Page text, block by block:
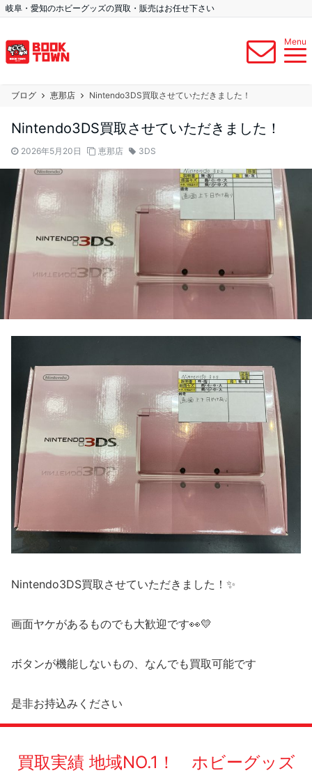
岐阜・愛知のホビーグッズの買取・販売はお任せ下さい
Menu
ブログ 恵那店 Nintendo3DS買取させていただきました！
Nintendo3DS買取させていただきました！
2026年5月20日 恵那店 3DS
Nintendo3DS買取させていただきました！✨
画面ヤケがあるものでも大歓迎です👀💛
ボタンが機能しないもの、なんでも買取可能です
是非お持込みください
買取実績 地域NO.1！ ホビーグッズ